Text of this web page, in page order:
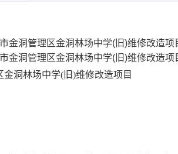
金洞管理区金洞林场中学(旧)维修改造项
金洞管理区金洞林场中学(旧)维修改造项
金洞林场中学(旧)维修改造项目